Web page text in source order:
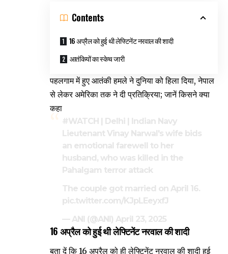
Contents
16 अप्रैल को हुई थी लेफ्टिनेंट नरवाल की शादी
आतंकियों का स्केच जारी
पहलगाम में हुए आतंकी हमले ने दुनिया को हिला दिया, नेपाल
से लेकर अमेरिका तक ने दी प्रतिक्रिया; जानें किसने क्या
कहा
#WATCH | Delhi | Indian Navy
Lieutenant Vinay Narwal's wife bids
an emotional farewell to her
husband, who was killed in the
Pahalgam terror attack
The couple got married on April 16.
pic.twitter.com/KJpLEeyxfJ
— ANI (@ANI) April 23, 2025
16 अप्रैल को हुई थी लेफ्टिनेंट नरवाल की शादी
बता दें कि 16 अप्रैल को ही लेफ्टिनेंट नरवाल की शादी हुई